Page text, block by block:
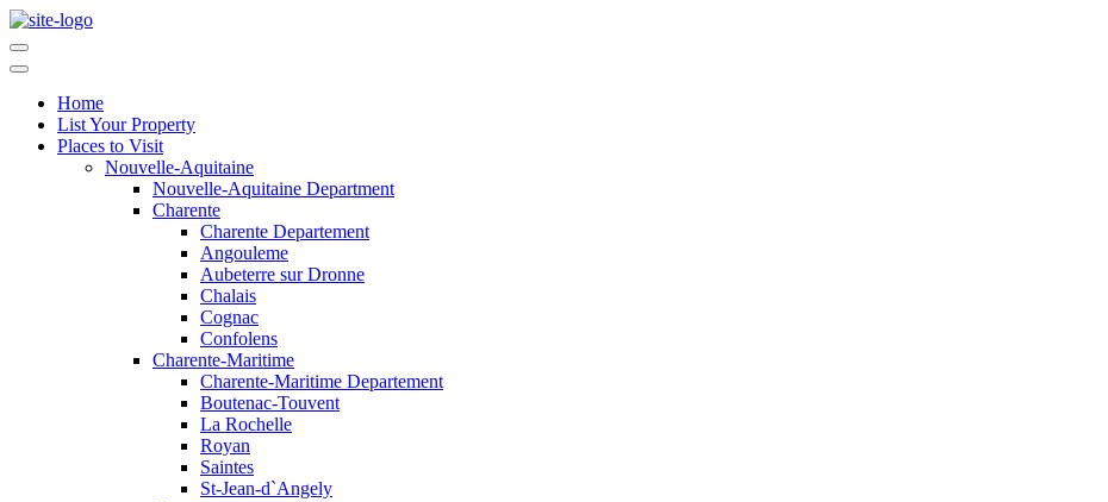
Home
List Your Property
Places to Visit
Nouvelle-Aquitaine
Nouvelle-Aquitaine Department
Charente
Charente Departement
Angouleme
Aubeterre sur Dronne
Chalais
Cognac
Confolens
Charente-Maritime
Charente-Maritime Departement
Boutenac-Touvent
La Rochelle
Royan
Saintes
St-Jean-d`Angely